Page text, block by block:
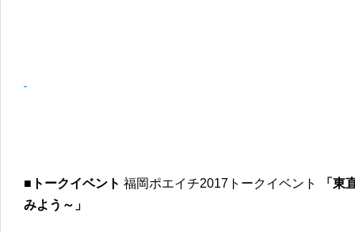
■トークイベント 福岡ポエイチ2017トークイベント
「東
みよう～」